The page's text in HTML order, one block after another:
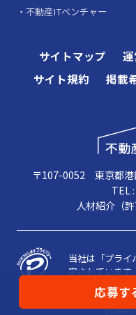
応募す
不動産ITベンチャー
サイトマップ
サイト規約
掲載
〒107-0052 東京都港
TEL
人材紹介（
当社は「プライ
定されています